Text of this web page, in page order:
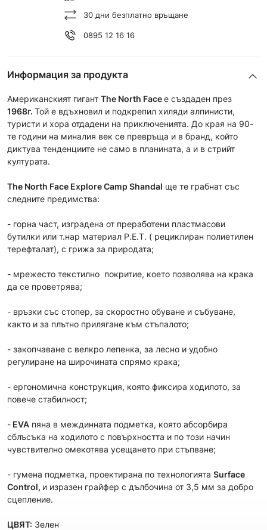
30 дни безплатно връщане
0895 12 16 16
Информация за продукта
Американският гигант The North Faceе създаден през
1968г. Той е вдъхновил и подкрепил хиляди алпинисти,
туристи и хора отдадени на приключенията. До края на 90-
те години на миналия век се превръща и в бранд, който
диктува тенденциите не само в планината, а и в стрийт
културата.
The North Face Explore Camp Shandal ще те грабнат със
следните предимства:
- горна част, изградена от преработени пластмасови
бутилки или т.нар материал P.E.T. ( рециклиран полиетилен
терефталат), с грижа за природата;
- мрежесто текстилно покритие, което позволява на крака
да се проветрява;
- връзки със стопер, за скоростно обуване и събуване,
както и за плътно прилягане към стъпалото;
- закопчаване с велкро лепенка, за лесно и удобно
регулиране на широчината спрямо крака;
- ергономична конструкция, която фиксира ходилото, за
повече стабилност;
- EVA пяна в междинната подметка, която абсорбира
сблъсъка на ходилото с повърхността и по този начин
чувствително омекотява усещането при стъпване;
- гумена подметка, проектирана по технологията Surface
Control, и изразен грайфер с дълбочина от 3,5 мм за добро
сцепление.
ЦВЯТ: Зелен